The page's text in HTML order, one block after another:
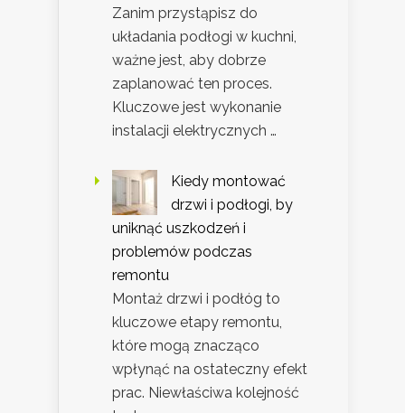
Zanim przystąpisz do
układania podłogi w kuchni,
ważne jest, aby dobrze
zaplanować ten proces.
Kluczowe jest wykonanie
instalacji elektrycznych …
Kiedy montować
drzwi i podłogi, by
uniknąć uszkodzeń i
problemów podczas
remontu
Montaż drzwi i podłóg to
kluczowe etapy remontu,
które mogą znacząco
wpłynąć na ostateczny efekt
prac. Niewłaściwa kolejność